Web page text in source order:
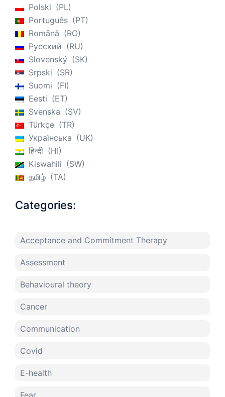
Polski
PL
Português
PT
Română
RO
Русский
RU
Slovenský
SK
Srpski
SR
Suomi
FI
Eesti
ET
Svenska
SV
Türkçe
TR
Українська
UK
हिन्दी
HI
Kiswahili
SW
தமிழ்
TA
Categories:
Acceptance and Commitment Therapy
Assessment
Behavioural theory
Cancer
Communication
Covid
E-health